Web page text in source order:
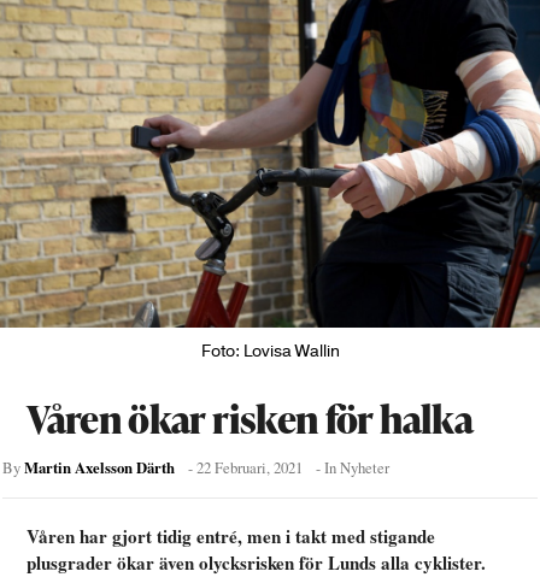
Foto: Lovisa Wallin
Våren ökar risken för halka
ByMartin Axelsson Därth -22 Februari, 2021 - InNyheter
Våren har gjort tidig entré, men i takt med stigande
plusgrader ökar även olycksrisken för Lunds alla cyklister.